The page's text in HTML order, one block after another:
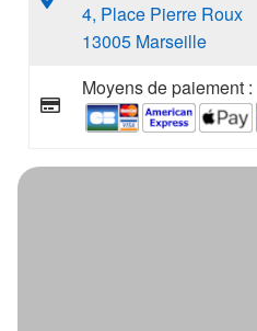
4, Place Pierre Roux
13005 Marseille
Moyens de paiement :